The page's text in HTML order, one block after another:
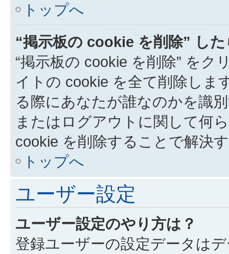
トップへ
“掲示板の cookie を削除” し
“掲示板の cookie を削除” をク
イトの cookie を全て削除しま
る際にあなたが誰なのかを識
またはログアウトに関して何
cookie を削除することで解決
トップへ
ユーザー設定
ユーザー設定のやり方は？
登録ユーザーの設定データは